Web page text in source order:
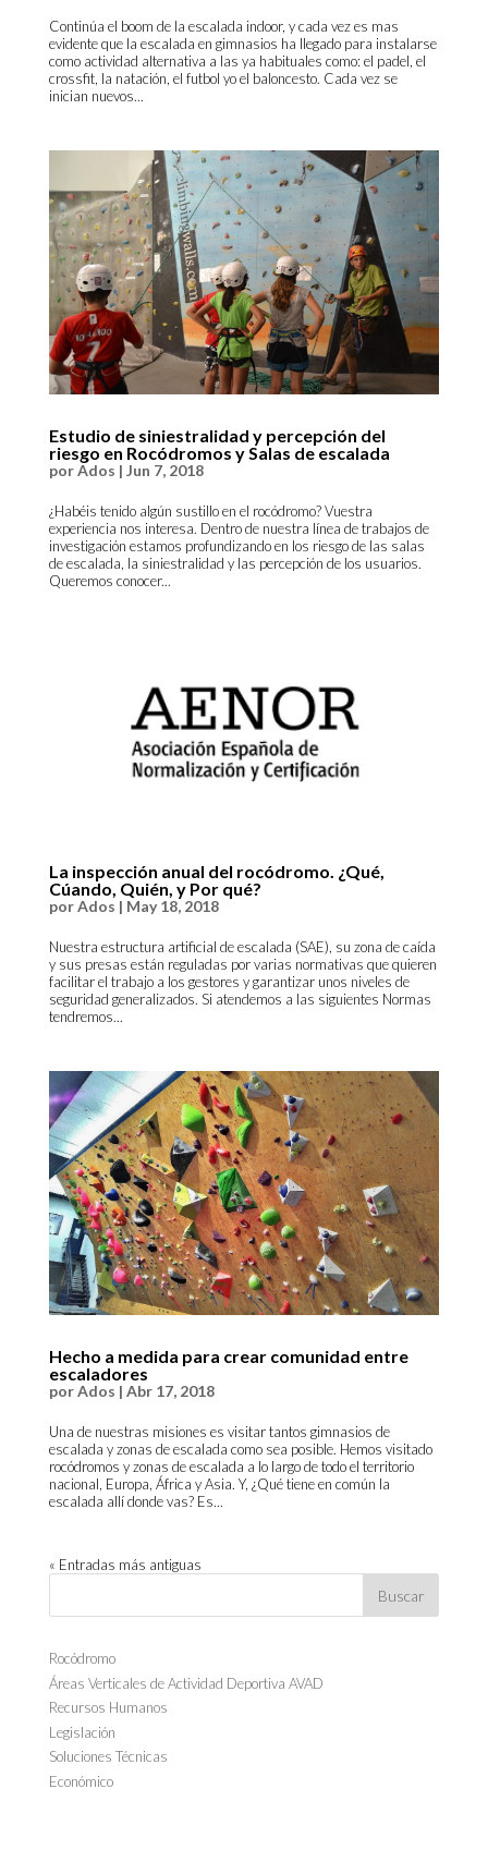
Continúa el boom de la escalada indoor, y cada vez es mas
evidente que la escalada en gimnasios ha llegado para instalarse
como actividad alternativa a las ya habituales como: el padel, el
crossfit, la natación, el futbol yo el baloncesto. Cada vez se
inician nuevos...
Estudio de siniestralidad y percepción del
riesgo en Rocódromos y Salas de escalada
porAdos | Jun 7, 2018
¿Habéis tenido algún sustillo en el rocódromo? Vuestra
experiencia nos interesa. Dentro de nuestra línea de trabajos de
investigación estamos profundizando en los riesgo de las salas
de escalada, la siniestralidad y las percepción de los usuarios.
Queremos conocer...
La inspección anual del rocódromo. ¿Qué,
Cúando, Quién, y Por qué?
porAdos | May 18, 2018
Nuestra estructura artificial de escalada (SAE), su zona de caída
y sus presas están reguladas por varias normativas que quieren
facilitar el trabajo a los gestores y garantizar unos niveles de
seguridad generalizados. Si atendemos a las siguientes Normas
tendremos...
Hecho a medida para crear comunidad entre
escaladores
porAdos | Abr 17, 2018
Una de nuestras misiones es visitar tantos gimnasios de
escalada y zonas de escalada como sea posible. Hemos visitado
rocódromos y zonas de escalada a lo largo de todo el territorio
nacional, Europa, África y Asia. Y, ¿Qué tiene en común la
escalada allí donde vas? Es...
« Entradas más antiguas
Rocódromo
Áreas Verticales de Actividad Deportiva AVAD
Recursos Humanos
Legislación
Soluciones Técnicas
Económico